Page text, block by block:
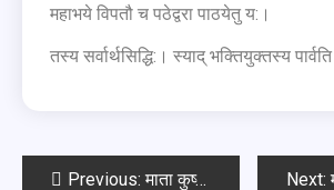
महाभये विपतौ च पठेद्वरा पाठयेतु य:।
तस्य सर्वार्थसिद्धि:। स्याद् भक्तियुक्तस्य
Previous: माता कुष्माण्डा देवी कवच Next: